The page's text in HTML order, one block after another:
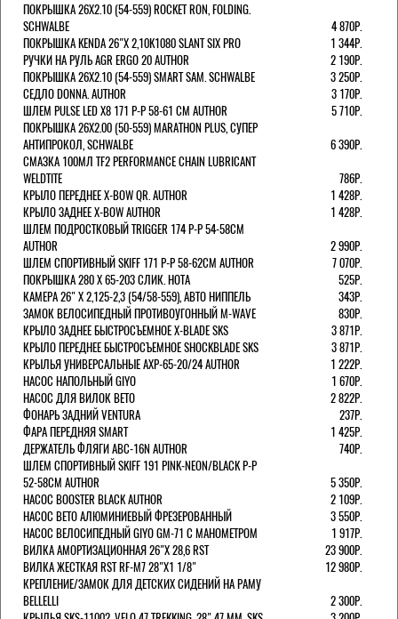
ПОКРЫШКА 26X2.10 (54-559) ROCKET RON, FOLDING.
SCHWALBE
4 870Р.
ПОКРЫШКА KENDA 26"Х 2,10K1080 SLANT SIX PRO
1 344Р.
РУЧКИ НА РУЛЬ AGR ERGO 20 AUTHOR
2 190Р.
ПОКРЫШКА 26X2.10 (54-559) SMART SAM. SCHWALBE
3 250Р.
СЕДЛО DONNA. AUTHOR
3 170Р.
ШЛЕМ PULSE LED X8 171 Р-Р 58-61 СМ AUTHOR
5 710Р.
ПОКРЫШКА 26X2.00 (50-559) MARATHON PLUS, СУПЕР
АНТИПРОКОЛ, SCHWALBE
6 390Р.
СМАЗКА 100МЛ TF2 PERFORMANCE CHAIN LUBRICANT
WELDTITE
786Р.
КРЫЛО ПЕРЕДНЕЕ X-BOW QR. AUTHOR
1 428Р.
КРЫЛО ЗАДНЕЕ X-BOW AUTHOR
1 428Р.
ШЛЕМ ПОДРОСТКОВЫЙ TRIGGER 174 Р-Р 54-58СМ
AUTHOR
2 990Р.
ШЛЕМ СПОРТИВНЫЙ SKIFF 171 Р-Р 58-62СМ AUTHOR
7 070Р.
ПОКРЫШКА 280 X 65-203 СЛИК. HOTA
525Р.
КАМЕРА 26" X 2,125-2,3 (54/58-559), АВТО НИППЕЛЬ
343Р.
ЗАМОК ВЕЛОСИПЕДНЫЙ ПРОТИВОУГОННЫЙ M-WAVE
830Р.
КРЫЛО ЗАДНЕЕ БЫСТРОСЪЕМНОЕ X-BLADE SKS
3 871Р.
КРЫЛО ПЕРЕДНЕЕ БЫСТРОСЪЕМНОЕ SHOCKBLADE SKS
3 871Р.
КРЫЛЬЯ УНИВЕРСАЛЬНЫЕ AXP-65-20/24 AUTHOR
1 222Р.
НАСОС НАПОЛЬНЫЙ GIYO
1 670Р.
НАСОС ДЛЯ ВИЛОК ВЕТО
2 822Р.
ФОНАРЬ ЗАДНИЙ VENTURA
237Р.
ФАРА ПЕРЕДНЯЯ SMART
1 425Р.
ДЕРЖАТЕЛЬ ФЛЯГИ ABC-16N AUTHOR
740Р.
ШЛЕМ СПОРТИВНЫЙ SKIFF 191 PINK-NEON/BLACK Р-Р
52-58СМ AUTHOR
5 350Р.
НАСОС BOOSTER BLACK AUTHOR
2 109Р.
НАСОС BETO АЛЮМИНИЕВЫЙ ФРЕЗЕРОВАННЫЙ
3 550Р.
НАСОС ВЕЛОСИПЕДНЫЙ GIYO GM-71 С МАНОМЕТРОМ
1 917Р.
ВИЛКА АМОРТИЗАЦИОННАЯ 26"Х 28,6 RST
23 900Р.
ВИЛКА ЖЕСТКАЯ RST RF-M7 28"Х1 1/8"
12 980Р.
КРЕПЛЕНИЕ/ЗАМОК ДЛЯ ДЕТСКИХ СИДЕНИЙ НА РАМУ
BELLELLI
2 300Р.